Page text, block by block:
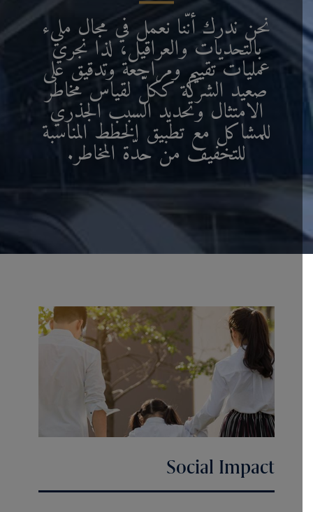
نحن ندرك أنّنا نعمل في مجال مليء
بالتحديات والعراقيل، لذا نجري
عمليات تقييم ومراجعة وتدقيق على
صعيد الشركة ككلّ لقياس مخاطر
الامتثال وتحديد السبب الجذري
للمشاكل مع تطبيق الخطط المناسبة
للتخفيف من حدّة المخاطر.
Social Impact